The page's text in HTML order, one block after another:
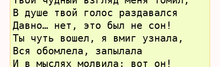
В душе твой голос раздавался
Давно… нет, это был не сон!
Ты чуть вошел, я вмиг узнала,
Вся обомлела, запылала
И в мыслях молвила: вот он!